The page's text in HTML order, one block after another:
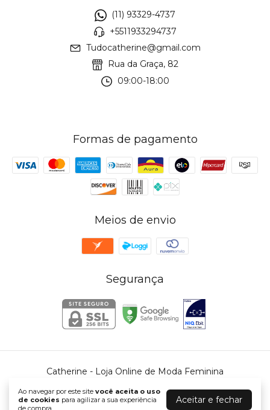
Ao navegar por este site você aceita o uso
de cookies para agilizar a sua experiência
de compra.
Aceitar e fechar
(11) 93329-4737
+5511933294737
Tudocatherine@gmail.com
Rua da Graça, 82
09:00-18:00
Formas de pagamento
Meios de envio
Segurança
Catherine - Loja Online de Moda Feminina